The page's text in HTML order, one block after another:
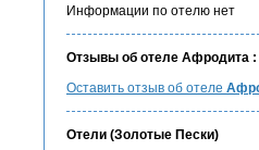
Информации по отелю нет
Отзывы об отеле Афродита :
Оставить отзыв об отеле
Отели (Золотые Пески)